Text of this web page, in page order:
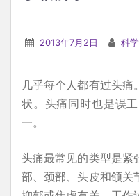
2013年7月2日 科
几乎每个人都有过头
状。头痛同时也是误
一。
头痛最常见的类型是紧
部、颈部、头皮和颌关